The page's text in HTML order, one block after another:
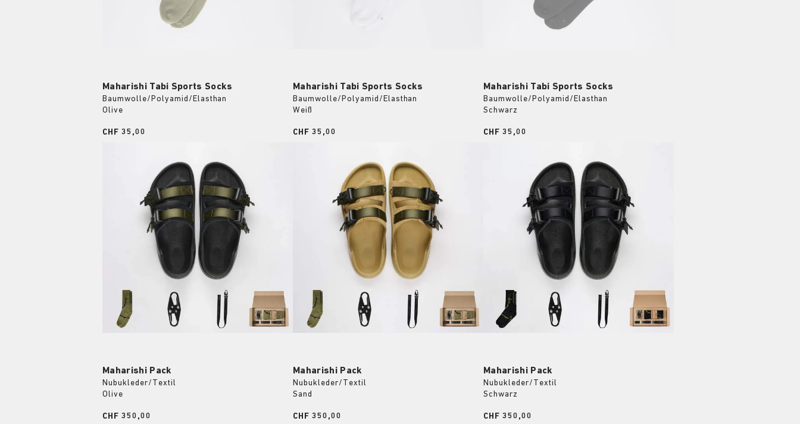
Maharishi Tabi Sports Socks
Baumwolle/Polyamid/Elasthan
Olive
Price:
CHF 35,00
Maharishi Tabi Sports Socks
Baumwolle/Polyamid/Elasthan
Weiß
Price:
CHF 35,00
Maharishi Tabi Sports Socks
Baumwolle/Polyamid/Elasthan
Schwarz
Price:
CHF 35,00
Maharishi Pack
Nubukleder/Textil
Olive
Price:
CHF 350,00
Maharishi Pack
Nubukleder/Textil
Sand
Price:
CHF 350,00
Maharishi Pack
Nubukleder/Textil
Schwarz
Price:
CHF 350,00